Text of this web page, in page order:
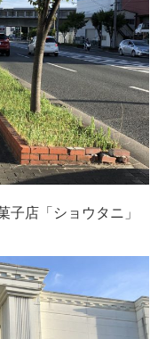
子店「ショウタニ」